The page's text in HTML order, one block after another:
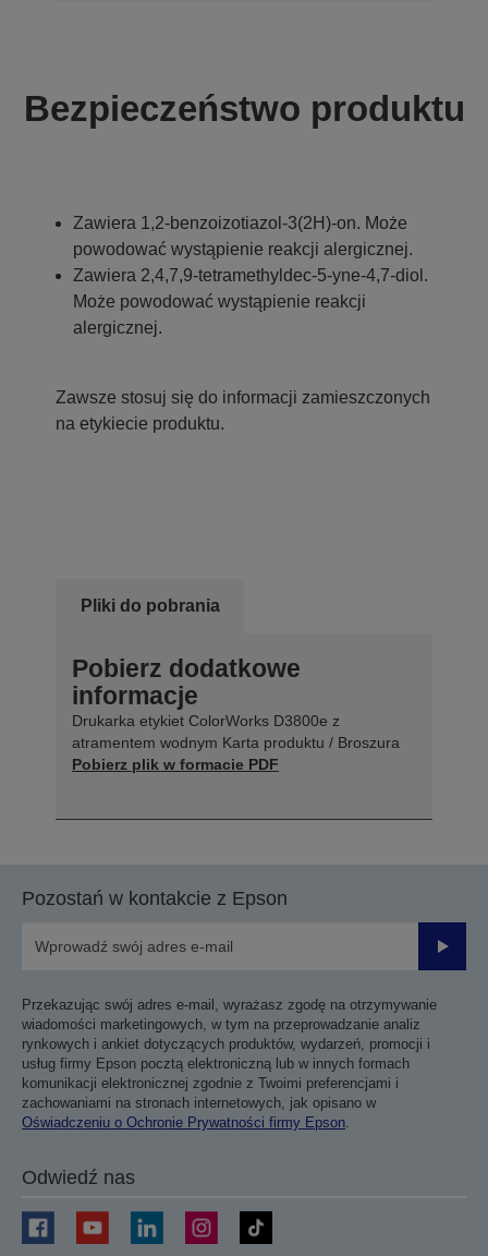
Bezpieczeństwo produktu
Zawiera 1,2-benzoizotiazol-3(2H)-on. Może
powodować wystąpienie reakcji alergicznej.
Zawiera 2,4,7,9-tetramethyldec-5-yne-4,7-diol.
Może powodować wystąpienie reakcji
alergicznej.
Zawsze stosuj się do informacji zamieszczonych
na etykiecie produktu.
Pliki do pobrania
Pobierz dodatkowe
informacje
Drukarka etykiet ColorWorks D3800e z
atramentem wodnym Karta produktu / Broszura
Pobierz plik w formacie PDF
Pozostań w kontakcie z Epson
Przekazując swój adres e-mail, wyrażasz zgodę na otrzymywanie
wiadomości marketingowych, w tym na przeprowadzanie analiz
rynkowych i ankiet dotyczących produktów, wydarzeń, promocji i
usług firmy Epson pocztą elektroniczną lub w innych formach
komunikacji elektronicznej zgodnie z Twoimi preferencjami i
zachowaniami na stronach internetowych, jak opisano w
Oświadczeniu o Ochronie Prywatności firmy Epson.
Odwiedź nas